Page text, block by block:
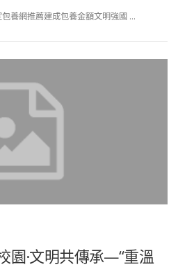
養網推薦建成包養金額文明強國 …
園·文明共傳承—“重溫